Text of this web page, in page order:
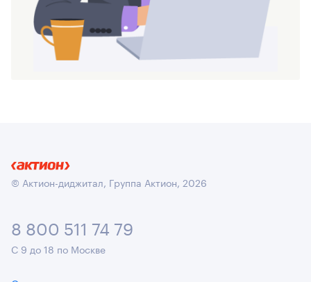
© Актион-диджитал, Группа Актион, 2026
8 800 511 74 79
С 9 до 18 по Москве